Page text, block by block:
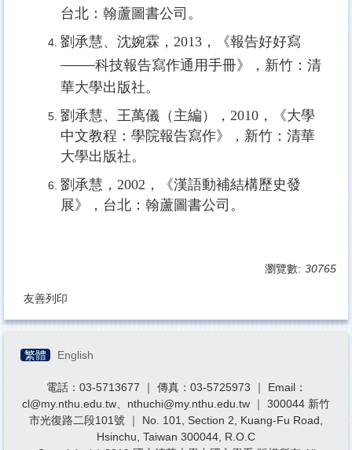
台北：翰蘆圖書公司。
劉承慧、沈婉霖，2013，《報告好好寫
——科技報告寫作通用手冊》，新竹：清
華大學出版社。
劉承慧、王萬儀（主編），2010，《大學
中文教程：學院報告寫作》，新竹：清華
大學出版社。
劉承慧，2002，《漢語動補結構歷史發
展》，台北：翰蘆圖書公司。
瀏覽數: 30765
友善列印
繁體 English
電話：03-5713677 ｜ 傳真：03-5725973 ｜ Email：
cl@my.nthu.edu.tw、nthuchi@my.nthu.edu.tw ｜ 300044 新竹
市光復路二段101號 ｜ No. 101, Section 2, Kuang-Fu Road,
Hsinchu, Taiwan 300044, R.O.C